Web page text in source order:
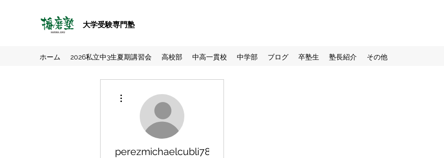
大学受験専門塾
ホーム 2026私立中3生夏期講習会 高校部 中高一貫校 中学部 ブログ 卒塾生 塾長紹介 その他
perezmichaelcubli7877